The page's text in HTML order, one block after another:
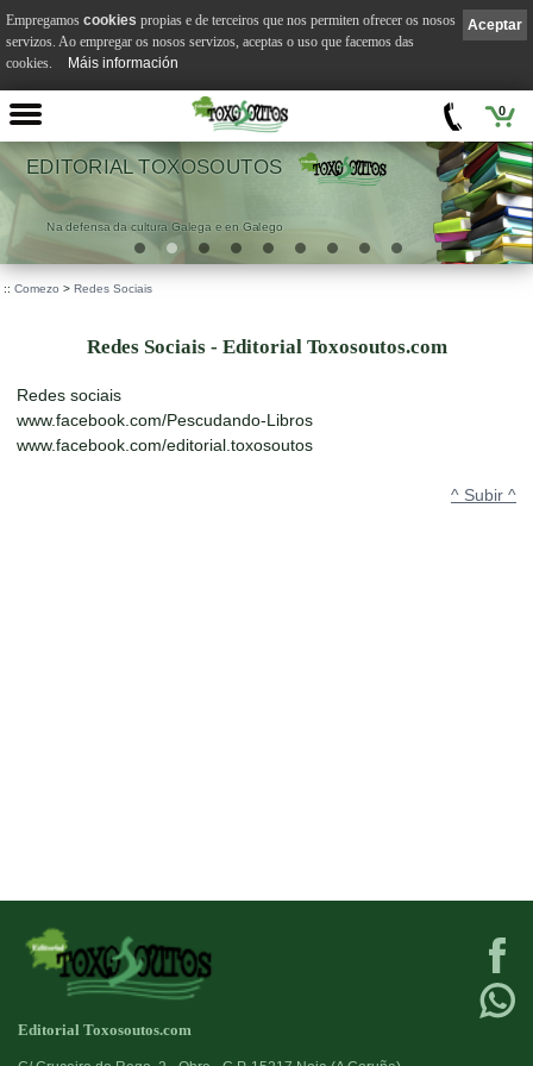
0
EDITORIAL TOXOSOUTOS
Na defensa da cultura Galega e en Galego
:: Comezo > Redes Sociais
Redes Sociais - Editorial Toxosoutos.com
Redes sociais
www.facebook.com/Pescudando-Libros
www.facebook.com/editorial.toxosoutos
^ Subir ^
Editorial Toxosoutos.com
Aceptar
Empregamos cookies propias e de terceiros que nos permiten ofrecer os nosos
servizos. Ao empregar os nosos servizos, aceptas o uso que facemos das
cookies.
Máis información